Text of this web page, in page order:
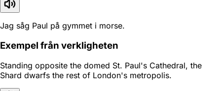
Jag såg Paul på gymmet i morse.
Exempel från verkligheten
Standing opposite the domed St. Paul's Cathedral, the
Shard dwarfs the rest of London's metropolis.